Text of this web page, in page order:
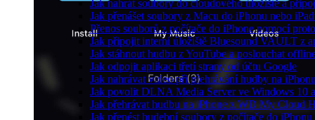
Jak nahrát soubory do cloudového úložiště a
Jak přenášet soubory z Macu do iPhonu nebo
Přenos souborů z počítače do iPhone pomocí
Jak připojit interní úložiště Bluesound VAULT z
Jak stáhnout hudbu z YouTube a poslouchat
Jak odpojit aplikaci třetí strany od účtu Google
Jak nahrávat video při přehrávání hudby na
Jak povolit DLNA Media Server ve Windows 10
Jak přehrávat hudbu na iPhone z WD My Cloud
Jak přenést hudební soubory z počítače do